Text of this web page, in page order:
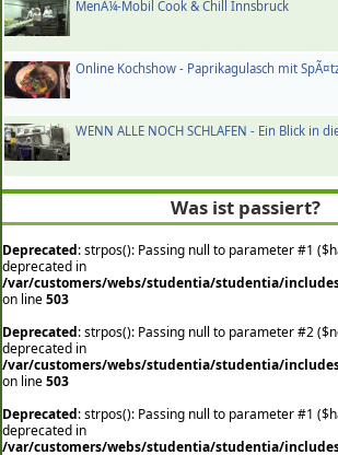
MenÃ¼-Mobil Cook & Chill Innsbruck
Online Kochshow - Paprikagulasch mit
WENN ALLE NOCH SCHLAFEN - Ein Blick in
Was ist passiert?
Deprecated: strpos(): Passing null to parameter #1
deprecated in
/var/customers/webs/studentia/studentia/
on line503
Deprecated: strpos(): Passing null to parameter #2
deprecated in
/var/customers/webs/studentia/studentia/
on line503
Deprecated: strpos(): Passing null to parameter #1
deprecated in
/var/customers/webs/studentia/studentia/